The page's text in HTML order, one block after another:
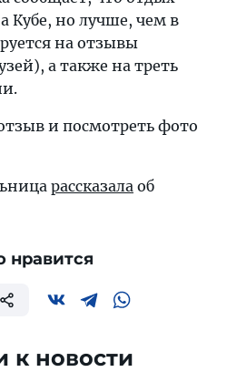
Кубе, но лучше, чем в
на отзывы
а также на треть
и посмотреть фото
рассказала об
нравится
к новости